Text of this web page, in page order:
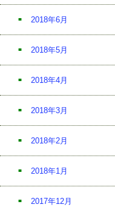
2018年6月
2018年5月
2018年4月
2018年3月
2018年2月
2018年1月
2017年12月